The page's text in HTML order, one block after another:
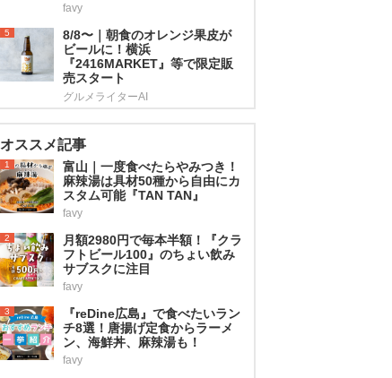
favy
5
8/8〜｜朝食のオレンジ果皮が
ビールに！横浜
『2416MARKET』等で限定販
売スタート
グルメライターAI
オススメ記事
1
富山｜一度食べたらやみつき！
麻辣湯は具材50種から自由にカ
スタム可能『TAN TAN』
favy
2
月額2980円で毎本半額！『クラ
フトビール100』のちょい飲み
サブスクに注目
favy
3
『reDine広島』で食べたいラン
チ8選！唐揚げ定食からラーメ
ン、海鮮丼、麻辣湯も！
favy